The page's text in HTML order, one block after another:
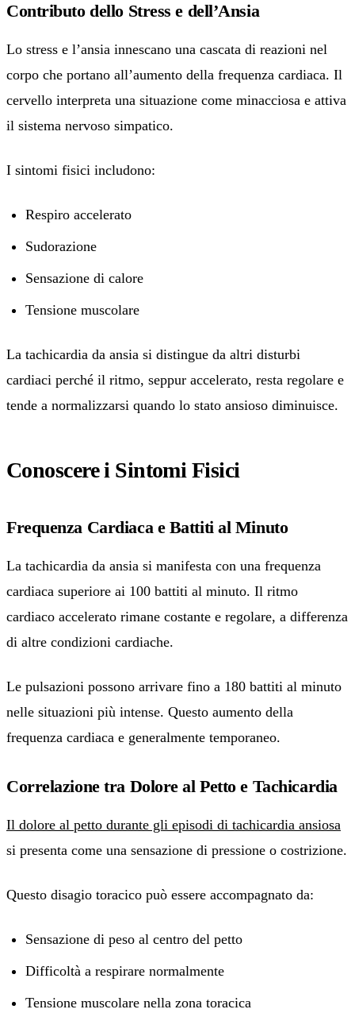
Contributo dello Stress e dell’Ansia
Lo stress e l’ansia innescano una cascata di reazioni nel
corpo che portano all’aumento della frequenza cardiaca. Il
cervello interpreta una situazione come minacciosa e attiva
il sistema nervoso simpatico.
I sintomi fisici includono:
Respiro accelerato
Sudorazione
Sensazione di calore
Tensione muscolare
La tachicardia da ansia si distingue da altri disturbi
cardiaci perché il ritmo, seppur accelerato, resta regolare e
tende a normalizzarsi quando lo stato ansioso diminuisce.
Conoscere i Sintomi Fisici
Frequenza Cardiaca e Battiti al Minuto
La tachicardia da ansia si manifesta con una frequenza
cardiaca superiore ai 100 battiti al minuto. Il ritmo
cardiaco accelerato rimane costante e regolare, a differenza
di altre condizioni cardiache.
Le pulsazioni possono arrivare fino a 180 battiti al minuto
nelle situazioni più intense. Questo aumento della
frequenza cardiaca e generalmente temporaneo.
Correlazione tra Dolore al Petto e Tachicardia
Il dolore al petto durante gli episodi di tachicardia ansiosa
si presenta come una sensazione di pressione o costrizione.
Questo disagio toracico può essere accompagnato da:
Sensazione di peso al centro del petto
Difficoltà a respirare normalmente
Tensione muscolare nella zona toracica